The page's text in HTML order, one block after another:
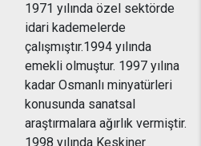
1971 yılında özel sektörde
idari kademelerde
çalışmıştır.1994 yılında
emekli olmuştur. 1997 yılına
kadar Osmanlı minyatürleri
konusunda sanatsal
araştırmalara ağırlık vermiştir.
1998 yılında Keskiner